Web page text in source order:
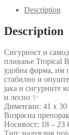
quantityDescription
Description
Сигурност и
пливање Tropical
удобна форма, им
стабилно и
јака и сигурните
и лесно ✨
Димензии: 41 x 30
Возрасна
Носивост: 18 – 23
Тип: надувлив